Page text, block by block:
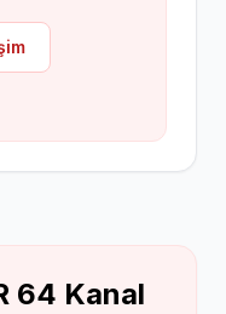
64 Kanal